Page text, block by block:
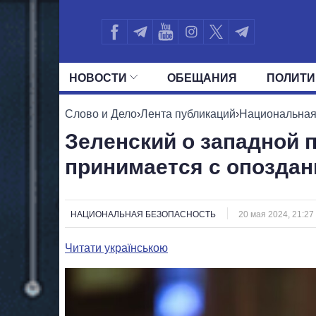
НОВОСТИ ОБЕЩАНИЯ
ВСЕ ПОЛИТИКИ ПРЕЗИДЕНТ И
Слово и Дело›Лента публикаций›
Зеленский о
принимается с
НАЦИОНАЛЬНАЯ БЕЗОПАСНОСТЬ 20 мая 2024, 21:27
Читати українською